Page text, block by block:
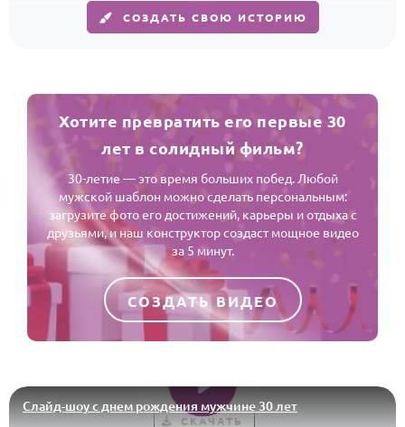
СОЗДАТЬ СВОЮ ИСТОРИЮ
Хотите превратить его первые 30
лет в солидный фильм?
30-летие — это время больших побед. Любой
мужской шаблон можно сделать персональным:
загрузите фото его достижений, карьеры и отдыха с
друзьями, и наш конструктор создаст мощное видео
за 5 минут.
СОЗДАТЬ ВИДЕО
Слайд-шоу с днем рождения мужчине 30 лет
СКАЧАТЬ